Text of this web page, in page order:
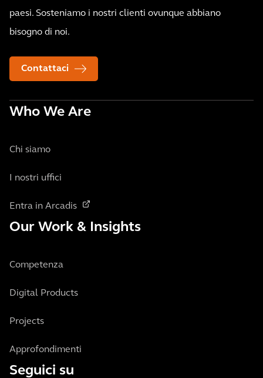
paesi. Sosteniamo i nostri clienti ovunque abbiano
bisogno di noi.
Contattaci
Who We Are
Chi siamo
I nostri uffici
Entra in Arcadis
Our Work & Insights
Competenza
Digital Products
Projects
Approfondimenti
Seguici su